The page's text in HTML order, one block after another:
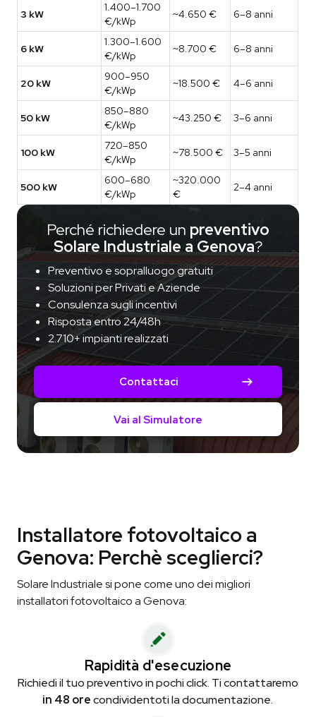
3 kW
1.400–1.700
€/kWp
~4.650 € 6–8 anni
6 kW
1.300–1.600
€/kWp
~8.700 € 6–8 anni
20 kW
900–950
€/kWp
~18.500 € 4–6 anni
50 kW
850–880
€/kWp
~43.250 € 3–6 anni
100 kW
720–850
€/kWp
~78.500 € 3–5 anni
500 kW
600–680
€/kWp
~320.000
€
2–4 anni
Perché richiedere un preventivo
Solare Industriale a Genova?
Preventivo e sopralluogo gratuiti
Soluzioni per Privati e Aziende
Consulenza sugli incentivi
Risposta entro 24/48h
2.710+ impianti realizzati
Contattaci
Vai al Simulatore
Installatore fotovoltaico a
Genova: Perchè sceglierci?
Solare Industriale si pone come uno dei migliori
installatori fotovoltaico a Genova:
Rapidità d'esecuzione
Richiedi il tuo preventivo in pochi click. Ti contattaremo
in 48 orecondividentoti la documentazione.